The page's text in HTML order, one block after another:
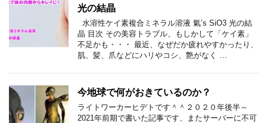
光の結晶
水溶性ケイ素複合ミネラル溶液 氣’s SiO3 光の結
晶 目次 その美容トラブル、もしかして「ケイ素」
不足かも・・・ 最近、なぜだか疲れやすかったり、
肌、髪、爪などにハリやコシ、艶がなく …
今地球で何がおきているのか？
ライトワーカーヒデトです＾＾２０２０年後半～
2021年前期で書いた記事です、またサーバーに不可